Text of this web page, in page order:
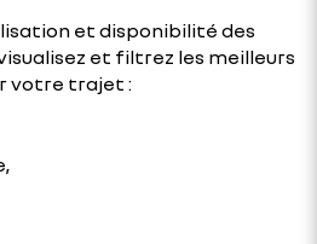
et disponibilité des
et filtrez les meilleurs
votre trajet :